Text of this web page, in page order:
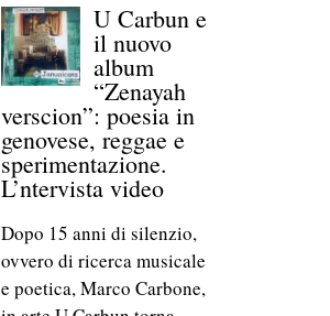
U Carbun e
il nuovo
album
“Zenayah
verscion”: poesia in
genovese, reggae e
sperimentazione.
L’ntervista video
Dopo 15 anni di silenzio,
ovvero di ricerca musicale
e poetica, Marco Carbone,